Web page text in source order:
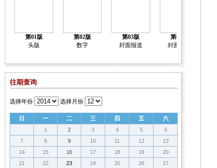
第01版
头版
第02版
数字
第03版
封面报道
第04版
封面报道
往期查询
选择年份 选择月份
日 一 二 三 四 五 六
1 2 3 4 5
6
7
8 9 10 11 12
13
14
15 16 17 18 19
20
21
22 23 24 25 26
27